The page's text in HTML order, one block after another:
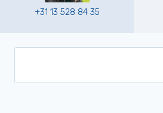
+31 13 528 84 35